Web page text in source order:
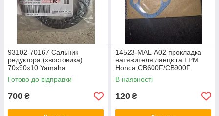
93102-70167 Сальник
редуктора (хвостовика)
70x90x10 Yamaha
FJR1300,V-Max 1200, Virago
1100/750,BT1100 Bulldog,
XJ650 / XJ900
Готово до відправки
700 ₴
14523-MAL-A02 прокладка
натяжителя ланцюга ГРМ
Honda CB600F/CB900F
Hornet, CBR600RR, Honda
CBR-900RR,CBR-1100RR,
XL-1000V Varadero
В наявності
120 ₴